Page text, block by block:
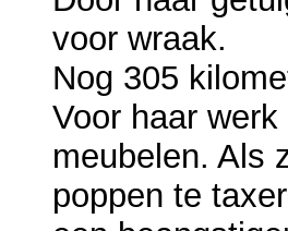
voor wraak.
Nog 305
Voor haar
meubelen. Als
poppen te